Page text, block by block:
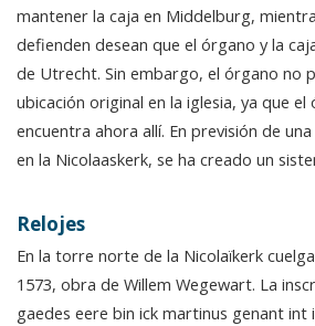
mantener la caja en Middelburg,
defienden desean que el órgano y la
de Utrecht. Sin embargo, el órgano no
ubicación original en la iglesia, ya que
encuentra ahora allí. En previsión de
en la Nicolaaskerk, se ha creado un
Relojes
En la torre norte de la Nicolaïkerk
1573, obra de Willem Wegewart. La
gaedes eere bin ick martinus genant int